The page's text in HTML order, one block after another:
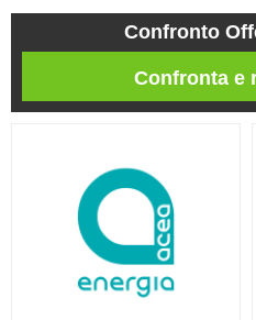
Confronto
Confronta e